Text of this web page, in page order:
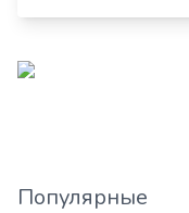
Популярные